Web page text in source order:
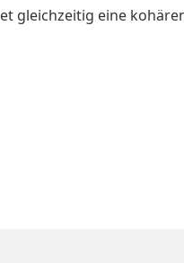
gleichzeitig eine